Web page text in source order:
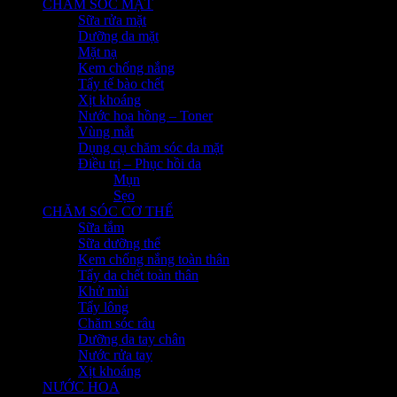
CHĂM SÓC MẶT
Sữa rửa mặt
Dưỡng da mặt
Mặt nạ
Kem chống nắng
Tẩy tế bào chết
Xịt khoáng
Nước hoa hồng – Toner
Vùng mắt
Dụng cụ chăm sóc da mặt
Điều trị – Phục hồi da
Mụn
Sẹo
CHĂM SÓC CƠ THỂ
Sữa tắm
Sữa dưỡng thể
Kem chống nắng toàn thân
Tẩy da chết toàn thân
Khử mùi
Tẩy lông
Chăm sóc râu
Dưỡng da tay chân
Nước rửa tay
Xịt khoáng
NƯỚC HOA